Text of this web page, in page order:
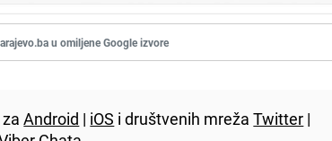
u omiljene Google izvore
zaAndroid | iOS i društvenih mrežaTwitter |